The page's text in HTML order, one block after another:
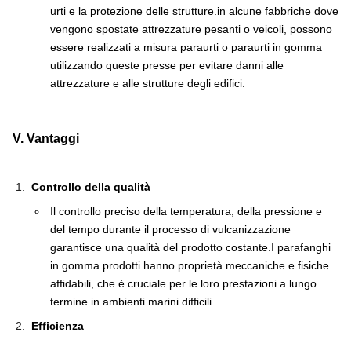
urti e la protezione delle strutture.in alcune fabbriche dove
vengono spostate attrezzature pesanti o veicoli, possono
essere realizzati a misura paraurti o paraurti in gomma
utilizzando queste presse per evitare danni alle
attrezzature e alle strutture degli edifici.
V. Vantaggi
Controllo della qualità
Il controllo preciso della temperatura, della pressione e
del tempo durante il processo di vulcanizzazione
garantisce una qualità del prodotto costante.I parafanghi
in gomma prodotti hanno proprietà meccaniche e fisiche
affidabili, che è cruciale per le loro prestazioni a lungo
termine in ambienti marini difficili.
Efficienza